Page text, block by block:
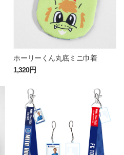
ホーリーくん丸底ミニ巾着
1,320円